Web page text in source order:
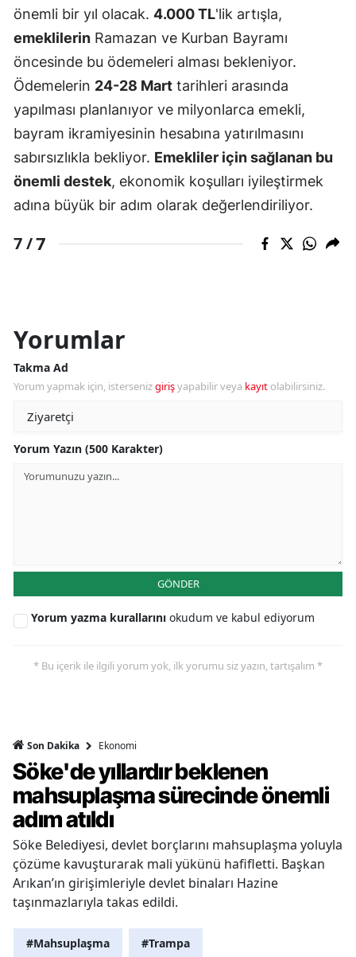
önemli bir yıl olacak. 4.000 TL'lik artışla,
emeklilerin Ramazan ve Kurban Bayramı
öncesinde bu ödemeleri alması bekleniyor.
Ödemelerin 24-28 Mart tarihleri arasında
yapılması planlanıyor ve milyonlarca emekli,
bayram ikramiyesinin hesabına yatırılmasını
sabırsızlıkla bekliyor. Emekliler için sağlanan bu
önemli destek, ekonomik koşulları iyileştirmek
adına büyük bir adım olarak değerlendiriliyor.
7 /7
Yorumlar
Takma Ad
Yorum yapmak için, istersenizgirişyapabilir veya kayıt olabilirsiniz.
Yorum Yazın (500 Karakter)
GÖNDER
Yorum yazma kurallarını okudum ve kabul ediyorum
* Bu içerik ile ilgili yorum yok, ilk yorumu siz yazın, tartışalım *
Son Dakika Ekonomi
Söke'de yıllardır beklenen
mahsuplaşma sürecinde önemli
adım atıldı
Söke Belediyesi, devlet borçlarını mahsuplaşma yoluyla
çözüme kavuşturarak mali yükünü hafifletti. Başkan
Arıkan’ın girişimleriyle devlet binaları Hazine
taşınmazlarıyla takas edildi.
#Mahsuplaşma #Trampa